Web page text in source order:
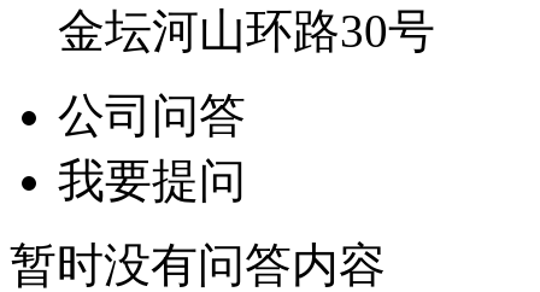
金坛河山环路30号
公司问答
我要提问
暂时没有问答内容